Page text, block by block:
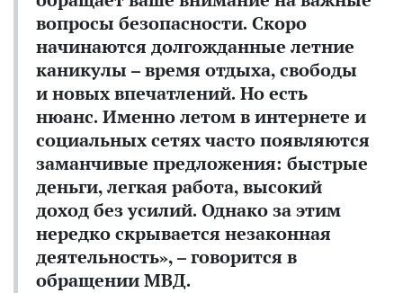
вопросы безопасности. Скоро
начинаются долгожданные летние
каникулы – время отдыха, свободы
и новых впечатлений. Но есть
нюанс. Именно летом в интернете и
социальных сетях часто появляются
заманчивые предложения: быстрые
деньги, легкая работа, высокий
доход без усилий. Однако за этим
нередко скрывается незаконная
деятельность», – говорится в
обращении МВД.